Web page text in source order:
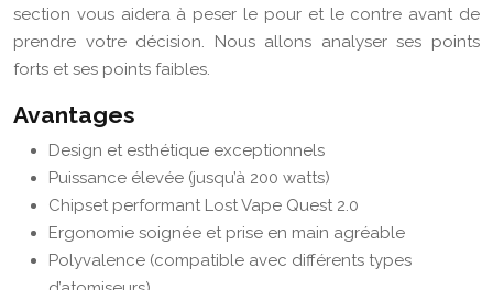
section vous aidera à peser le pour et le contre avant de
prendre votre décision. Nous allons analyser ses points
forts et ses points faibles.
Avantages
Design et esthétique exceptionnels
Puissance élevée (jusqu’à 200 watts)
Chipset performant Lost Vape Quest 2.0
Ergonomie soignée et prise en main agréable
Polyvalence (compatible avec différents types